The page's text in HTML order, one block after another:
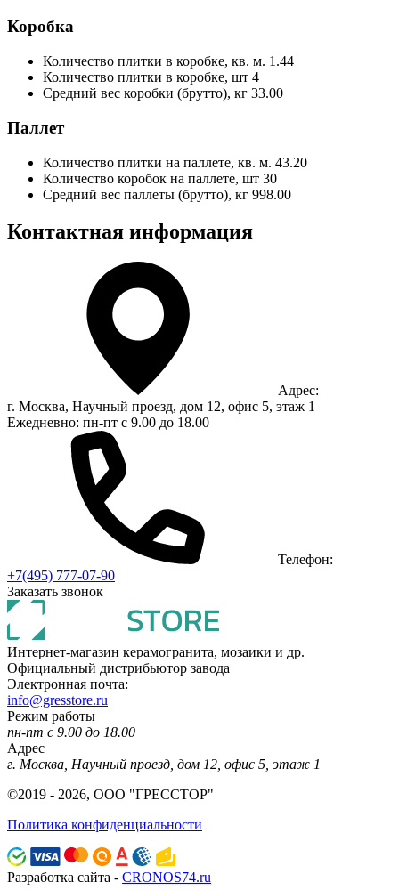
Коробка
Количество плитки в коробке, кв. м. 1.44
Количество плитки в коробке, шт 4
Средний вес коробки (брутто), кг 33.00
Паллет
Количество плитки на паллете, кв. м. 43.20
Количество коробок на паллете, шт 30
Средний вес паллеты (брутто), кг 998.00
Контактная информация
Адрес:
г. Москва, Научный проезд, дом 12, офис 5, этаж 1
Ежедневно: пн-пт с 9.00 до 18.00
Телефон:
+7(495) 777-07-90
Заказать звонок
Интернет-магазин керамогранита, мозаики и др.
Официальный дистрибьютор завода
Электронная почта:
info@gresstore.ru
Режим работы
пн-пт с 9.00 до 18.00
Адрес
г. Москва, Научный проезд, дом 12, офис 5, этаж 1
©2019 - 2026, ООО "ГРЕССТОР"
Политика конфиденциальности
Разработка сайта - CRONOS74.ru